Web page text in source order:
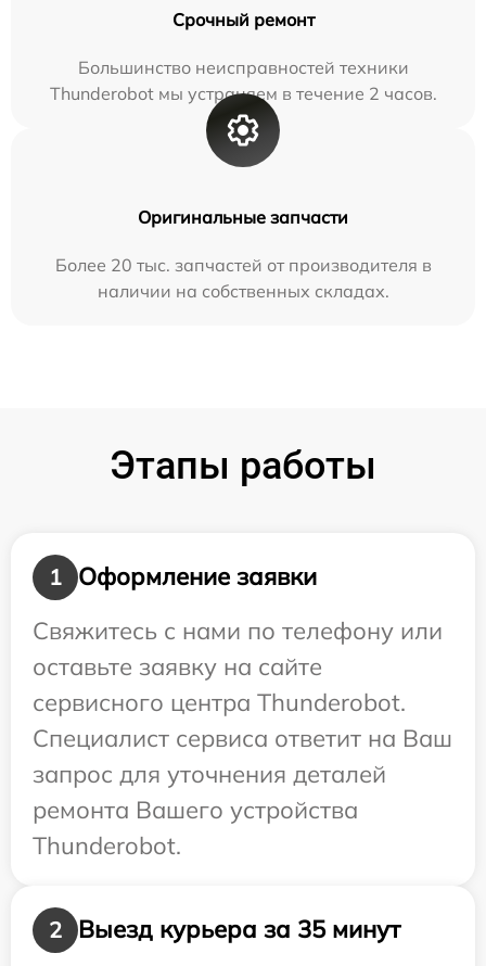
Срочный ремонт
Большинство неисправностей техники
Thunderobot мы устраняем в течение 2 часов.
Оригинальные запчасти
Более 20 тыс. запчастей от производителя в
наличии на собственных складах.
Этапы работы
1
Оформление заявки
Свяжитесь с нами по телефону или
оставьте заявку на сайте
сервисного центра Thunderobot.
Специалист сервиса ответит на Ваш
запрос для уточнения деталей
ремонта Вашего устройства
Thunderobot.
2 Выезд курьера за 35 минут